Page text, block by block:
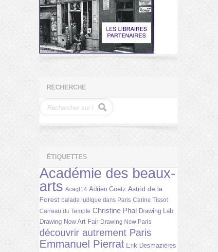
RECHERCHE
ÉTIQUETTES
Académie des beaux-
arts Acagl14 Adrien Goetz Astrid de la
Forest balade ludique dans Paris Carine Tissot
Carreau du Temple Christine Phal Drawing Lab
Drawing Now Art Fair Drawing Now Paris
découvrir autrement Paris
Emmanuel Pierrat Erik Desmazières